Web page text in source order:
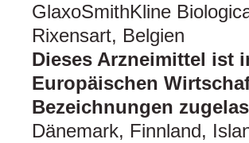
GlaxoSmithKline
Rixensart, Belgien
Dieses Arzneimittel ist
Europäischen
Bezeichnungen
Dänemark, Finnland,